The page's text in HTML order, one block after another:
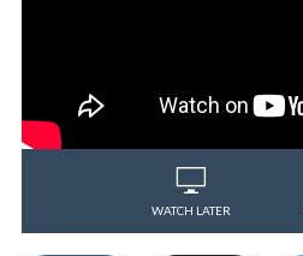
WATCH LATER